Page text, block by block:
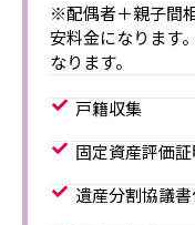
※配偶者＋親子間
安料金になります
なります。
戸籍収集
固定資産評価
遺産分割協議書